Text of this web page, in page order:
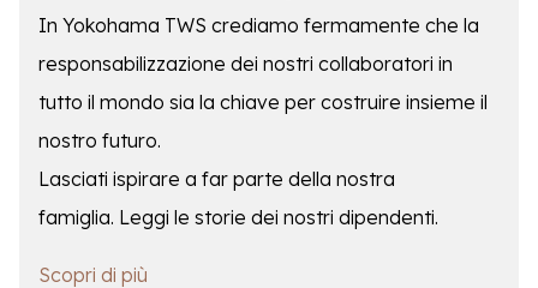
In Yokohama TWS crediamo fermamente che la
responsabilizzazione dei nostri collaboratori in
tutto il mondo sia la chiave per costruire insieme il
nostro futuro.
Lasciati ispirare a far parte della nostra
famiglia. Leggi le storie dei nostri dipendenti.
Scopri di più